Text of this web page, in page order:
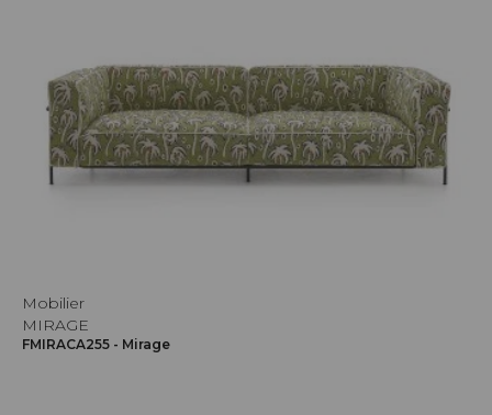
Mobilier
MIRAGE
FMIRACA255 - Mirage